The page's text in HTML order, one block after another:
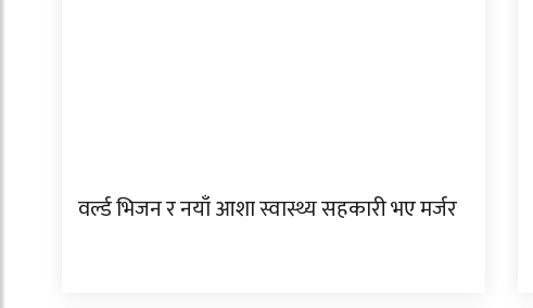
वर्ल्ड भिजन र नयाँ आशा स्वास्थ्य सहकारी भए मर्जर